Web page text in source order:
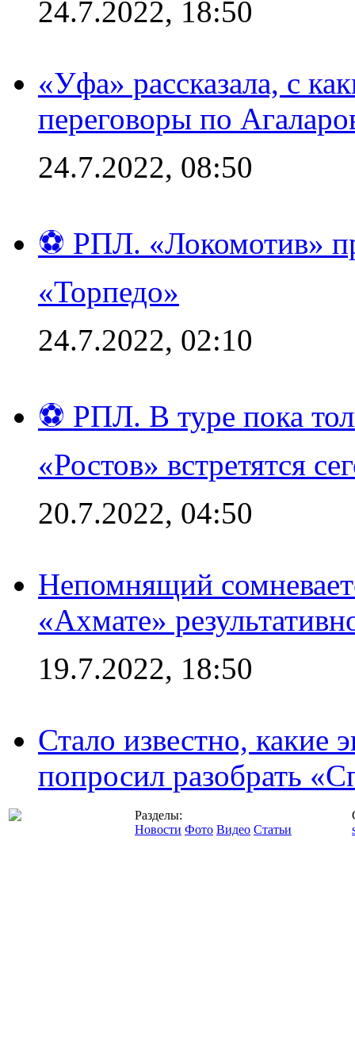
24.7.2022, 18:50
«Уфа» рассказала, с
переговоры по
24.7.2022, 08:50
⚽ РПЛ. «Локомотив»
«Торпедо»
24.7.2022, 02:10
⚽ РПЛ. В туре пока
«Ростов» встретятся
20.7.2022, 04:50
Непомнящий
«Ахмате»
19.7.2022, 18:50
Стало известно, какие
попросил разобрать
Разделы:
Новости Фото Видео Статьи